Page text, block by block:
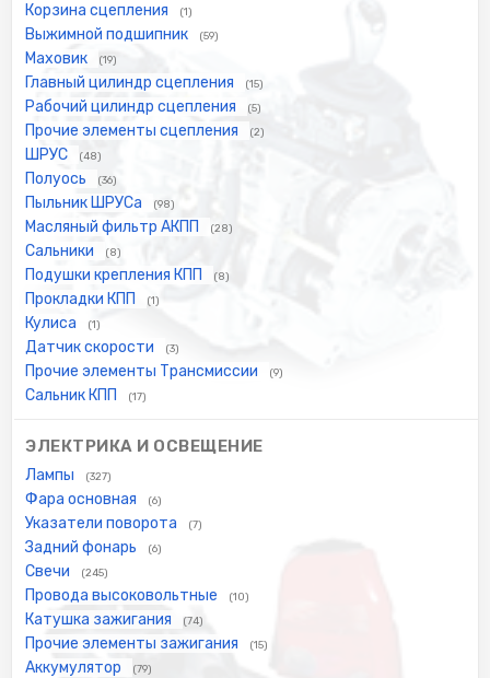
Корзина сцепления (1)
Выжимной подшипник (59)
Маховик (19)
Главный цилиндр сцепления (15)
Рабочий цилиндр сцепления (5)
Прочие элементы сцепления (2)
ШРУС (48)
Полуось (36)
Пыльник ШРУСа (98)
Масляный фильтр АКПП (28)
Сальники (8)
Подушки крепления КПП (8)
Прокладки КПП (1)
Кулиса (1)
Датчик скорости (3)
Прочие элементы Трансмиссии (9)
Сальник КПП (17)
ЭЛЕКТРИКА И ОСВЕЩЕНИЕ
Лампы (327)
Фара основная (6)
Указатели поворота (7)
Задний фонарь (6)
Свечи (245)
Провода высоковольтные (10)
Катушка зажигания (74)
Прочие элементы зажигания (15)
Аккумулятор (79)